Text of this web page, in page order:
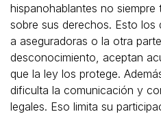
hispanohablantes no
sobre sus derechos. Esto
a aseguradoras o la otra
desconocimiento, aceptan
que la ley los protege.
dificulta la comunicación y
legales. Eso limita su